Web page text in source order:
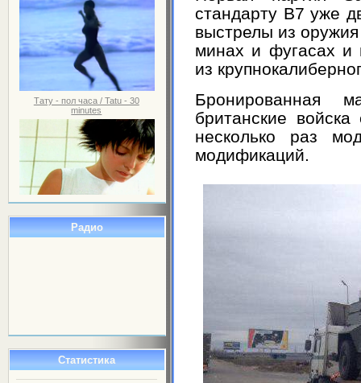
Тату - пол часа / Tatu - 30
minutes
Радио
Статистика
стандарту В7 уже
выстрелы из
минах и фугасах и
из
Бронированная
британские
несколько раз
модификаций.